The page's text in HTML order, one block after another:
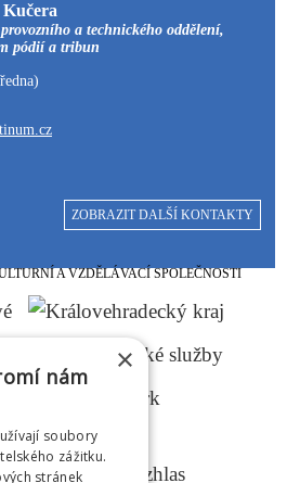
a technického oddělení,
pódií a tribun
ZOBRAZIT DALŠÍ KONTAKTY
A VZDĚLÁVACÍ SPOLEČNOSTI
PARTNEŘI
×
nám
soubory
zážitku.
stránek